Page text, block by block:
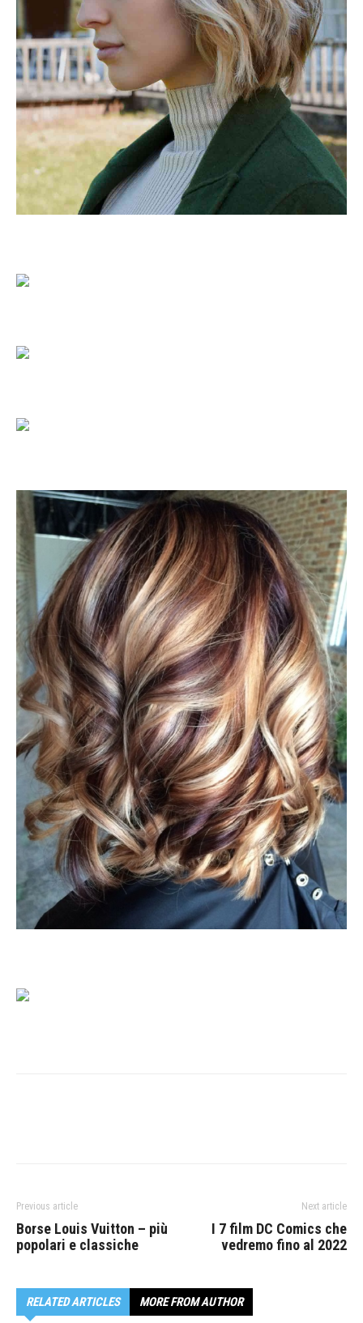
Previous article
Borse Louis Vuitton – più
popolari e classiche
Next article
I 7 film DC Comics che
vedremo fino al 2022
RELATED ARTICLES MORE FROM AUTHOR